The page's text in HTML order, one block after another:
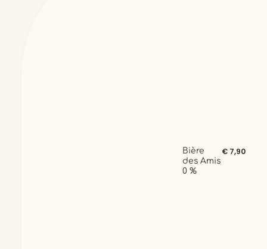
Bière
des Amis
0 %
€ 7,90